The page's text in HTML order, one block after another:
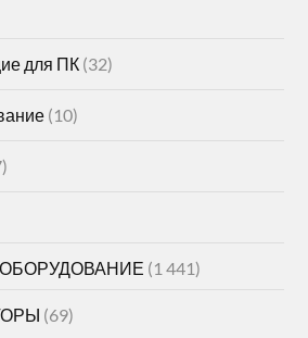
для ПК (32)
(10)
(1 441)
(69)